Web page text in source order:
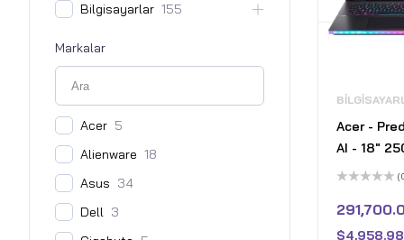
Bilgisayarlar 155
Markalar
Acer 5
Alienware 18
Asus 34
Dell 3
Acer -
AI - 18"
Laptop -
NVIDIA
5080 –
üzerinden
0
aldı
$